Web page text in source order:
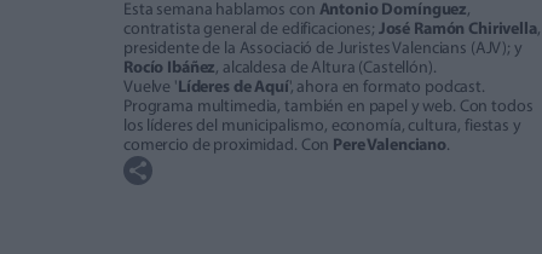
Esta semana hablamos con Antonio Domínguez,
contratista general de edificaciones; José Ramón Chirivella,
presidente de la Associació de Juristes Valencians (AJV); y
Rocío Ibáñez, alcaldesa de Altura (Castellón).
Vuelve 'Líderes de Aquí', ahora en formato podcast.
Programa multimedia, también en papel y web. Con todos
los líderes del municipalismo, economía, cultura, fiestas y
comercio de proximidad. Con Pere Valenciano.